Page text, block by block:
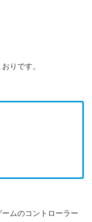
りです。
ムのコントローラー